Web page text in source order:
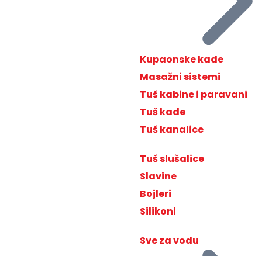
Kupaonske kade
Masažni sistemi
Tuš kabine i paravani
Tuš kade
Tuš kanalice
Tuš slušalice
Slavine
Bojleri
Silikoni
Sve za vodu